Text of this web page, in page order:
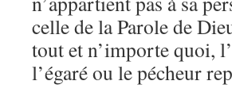
celle de la Parole de
tout et n’importe quoi,
l’égaré ou le pécheur